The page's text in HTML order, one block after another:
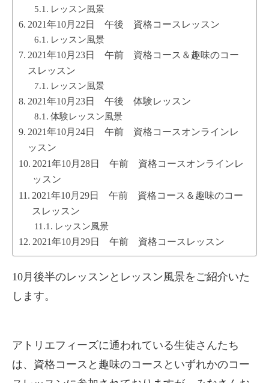
レッスン風景
2021年10月22日 午後 資格コースレッスン
レッスン風景
2021年10月23日 午前 資格コース＆趣味のコー
スレッスン
レッスン風景
2021年10月23日 午後 体験レッスン
体験レッスン風景
2021年10月24日 午前 資格コースオンラインレ
ッスン
2021年10月28日 午前 資格コースオンラインレ
ッスン
2021年10月29日 午前 資格コース＆趣味のコー
スレッスン
レッスン風景
2021年10月29日 午前 資格コースレッスン
10月後半のレッスンとレッスン風景をご紹介いた
します。
アトリエフィーズに通われている生徒さんたち
は、資格コースと趣味のコースといずれかのコー